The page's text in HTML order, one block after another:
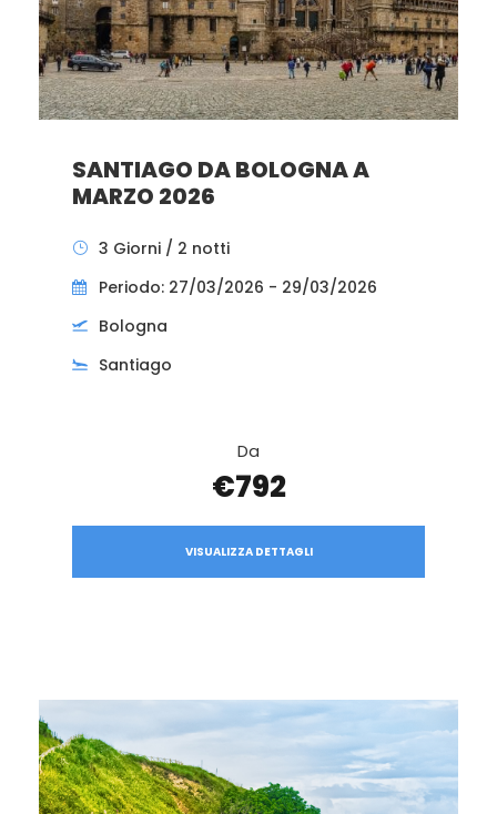
SANTIAGO DA BOLOGNA A
MARZO 2026
3 Giorni / 2 notti
Periodo: 27/03/2026 - 29/03/2026
Bologna
Santiago
Da
€792
VISUALIZZA DETTAGLI